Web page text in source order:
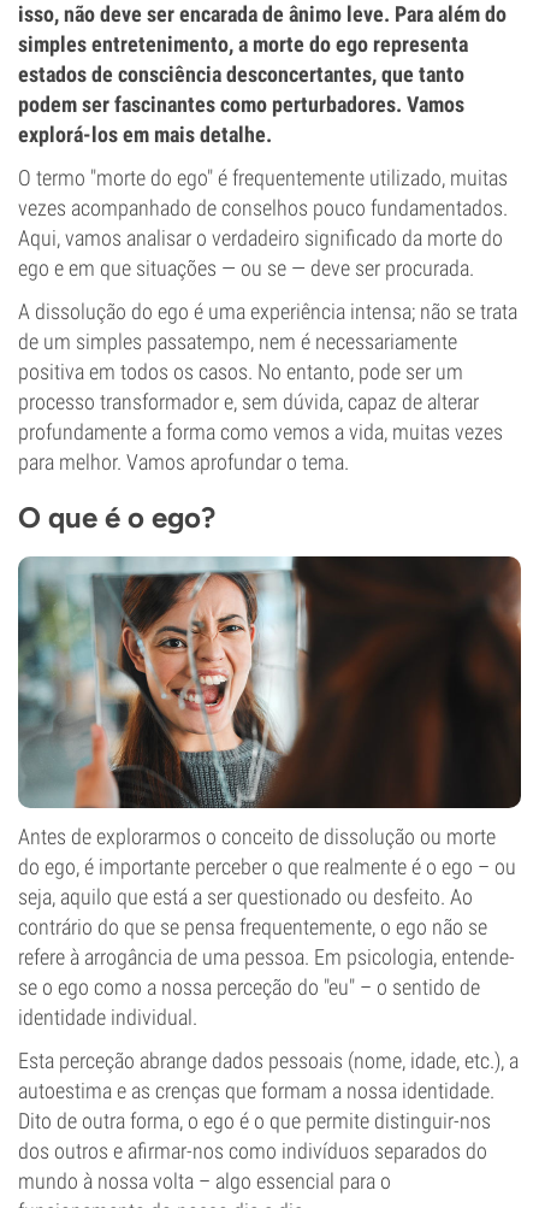
isso, não deve ser encarada de ânimo leve. Para além do
simples entretenimento, a morte do ego representa
estados de consciência desconcertantes, que tanto
podem ser fascinantes como perturbadores. Vamos
explorá-los em mais detalhe.
O termo "morte do ego" é frequentemente utilizado, muitas
vezes acompanhado de conselhos pouco fundamentados.
Aqui, vamos analisar o verdadeiro significado da morte do
ego e em que situações — ou se — deve ser procurada.
A dissolução do ego é uma experiência intensa; não se trata
de um simples passatempo, nem é necessariamente
positiva em todos os casos. No entanto, pode ser um
processo transformador e, sem dúvida, capaz de alterar
profundamente a forma como vemos a vida, muitas vezes
para melhor. Vamos aprofundar o tema.
O que é o ego?
Antes de explorarmos o conceito de dissolução ou morte
do ego, é importante perceber o que realmente é o ego – ou
seja, aquilo que está a ser questionado ou desfeito. Ao
contrário do que se pensa frequentemente, o ego não se
refere à arrogância de uma pessoa. Em psicologia, entende-
se o ego como a nossa perceção do "eu" – o sentido de
identidade individual.
Esta perceção abrange dados pessoais (nome, idade, etc.), a
autoestima e as crenças que formam a nossa identidade.
Dito de outra forma, o ego é o que permite distinguir-nos
dos outros e afirmar-nos como indivíduos separados do
mundo à nossa volta – algo essencial para o